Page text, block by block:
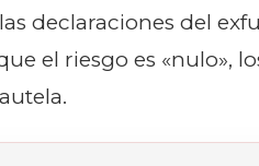
declaraciones del
el riesgo es «nulo»,